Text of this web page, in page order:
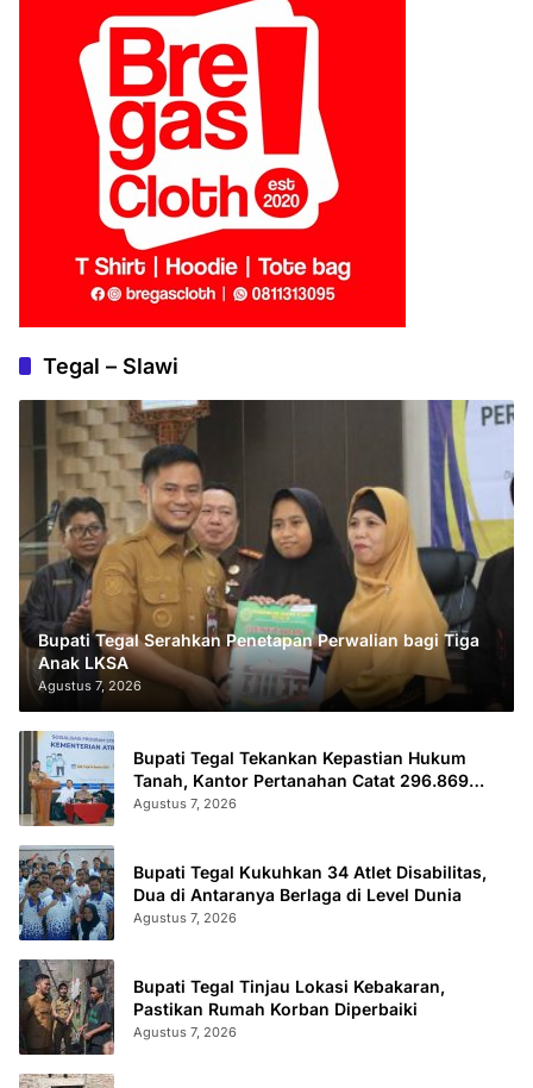
Tegal – Slawi
Bupati Tegal Serahkan Penetapan Perwalian bagi Tiga
Anak LKSA
Agustus 7, 2026
Bupati Tegal Tekankan Kepastian Hukum
Tanah, Kantor Pertanahan Catat 296.869
Sertifikat Terbit
Agustus 7, 2026
Bupati Tegal Kukuhkan 34 Atlet Disabilitas,
Dua di Antaranya Berlaga di Level Dunia
Agustus 7, 2026
Bupati Tegal Tinjau Lokasi Kebakaran,
Pastikan Rumah Korban Diperbaiki
Agustus 7, 2026